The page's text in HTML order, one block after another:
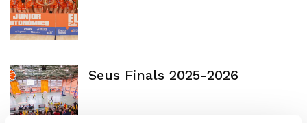
Seus Finals 2025-2026